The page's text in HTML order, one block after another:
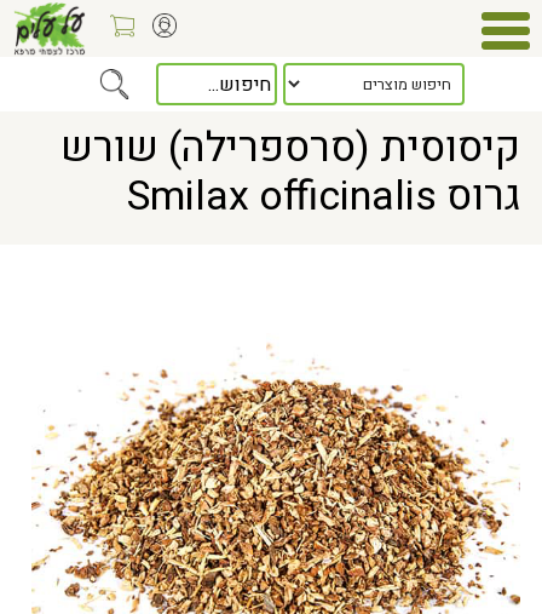
> קיסוסית (סרספרילה) שורש גרוס Smilax officinalis
קיסוסית (סרספרילה) שורש
גרוס Smilax officinalis